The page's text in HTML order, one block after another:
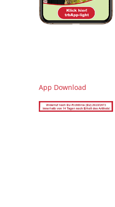
App Download